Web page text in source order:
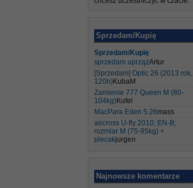
Sprzedam/Kupię
Sprzedam/Kupię
sprzedam uprzążArtur
[Sprzedam] Optic 26 (2013 rok,
120h) KubaM
Zamienie 777 Queen M (80-
104kg) Kufel
MacPara Eden 5.26mass
aircross U-fly 2010; EN-B;
rozmiar M (75-95kg) +
plecakjurgen
Najnowsze komentarze